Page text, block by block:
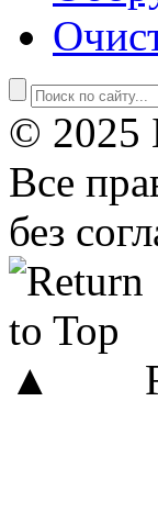
© 2025
Все
без